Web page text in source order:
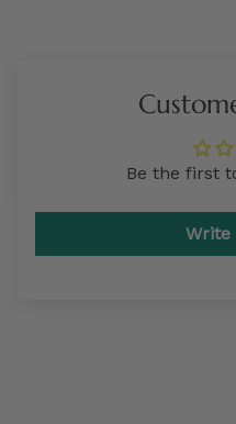
Be the first
Write